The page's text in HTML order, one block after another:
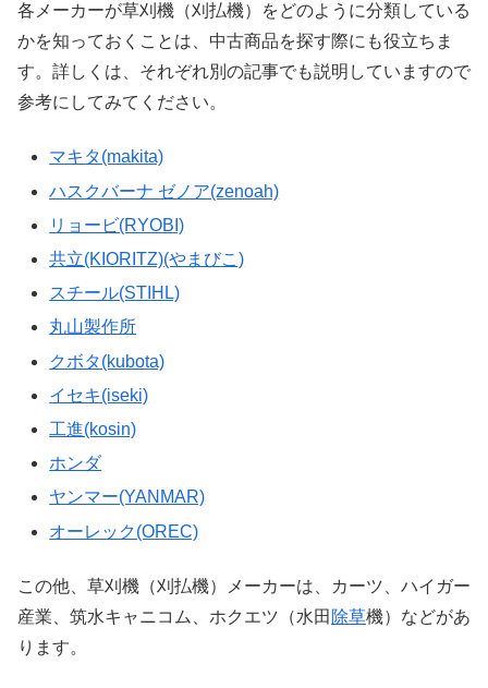
各メーカーが草刈機（刈払機）をどのように分類している
かを知っておくことは、中古商品を探す際にも役立ちま
す。詳しくは、それぞれ別の記事でも説明していますので
参考にしてみてください。
マキタ(makita)
ハスクバーナ ゼノア(zenoah)
リョービ(RYOBI)
共立(KIORITZ)(やまびこ)
スチール(STIHL)
丸山製作所
クボタ(kubota)
イセキ(iseki)
工進(kosin)
ホンダ
ヤンマー(YANMAR)
オーレック(OREC)
この他、草刈機（刈払機）メーカーは、カーツ、ハイガー
産業、筑水キャニコム、ホクエツ（水田 除草機）などがあ
ります。